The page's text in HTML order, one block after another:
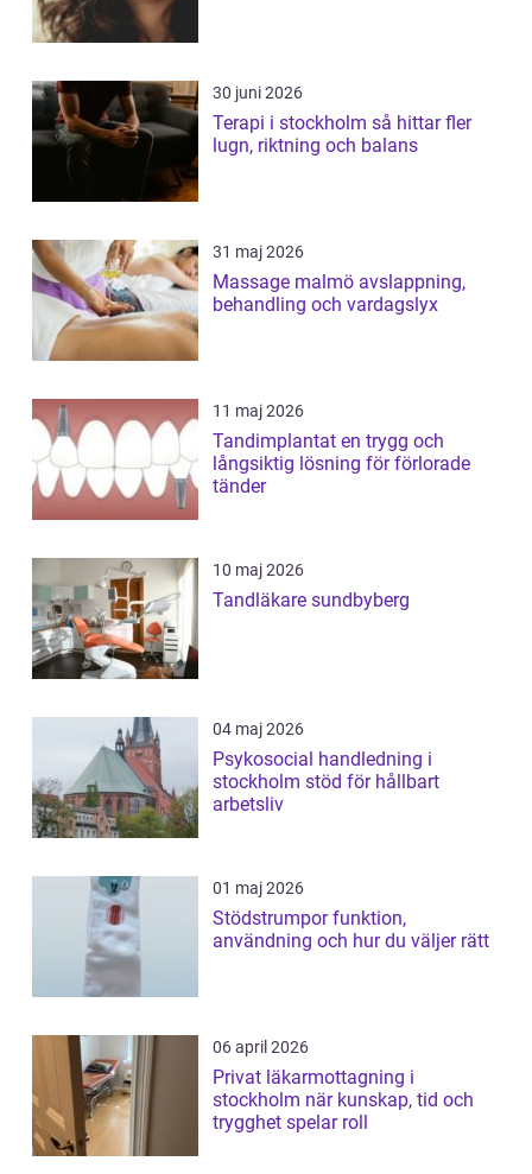
30 juni 2026
Terapi i stockholm så hittar fler
lugn, riktning och balans
31 maj 2026
Massage malmö avslappning,
behandling och vardagslyx
11 maj 2026
Tandimplantat en trygg och
långsiktig lösning för förlorade
tänder
10 maj 2026
Tandläkare sundbyberg
04 maj 2026
Psykosocial handledning i
stockholm stöd för hållbart
arbetsliv
01 maj 2026
Stödstrumpor funktion,
användning och hur du väljer rätt
06 april 2026
Privat läkarmottagning i
stockholm när kunskap, tid och
trygghet spelar roll